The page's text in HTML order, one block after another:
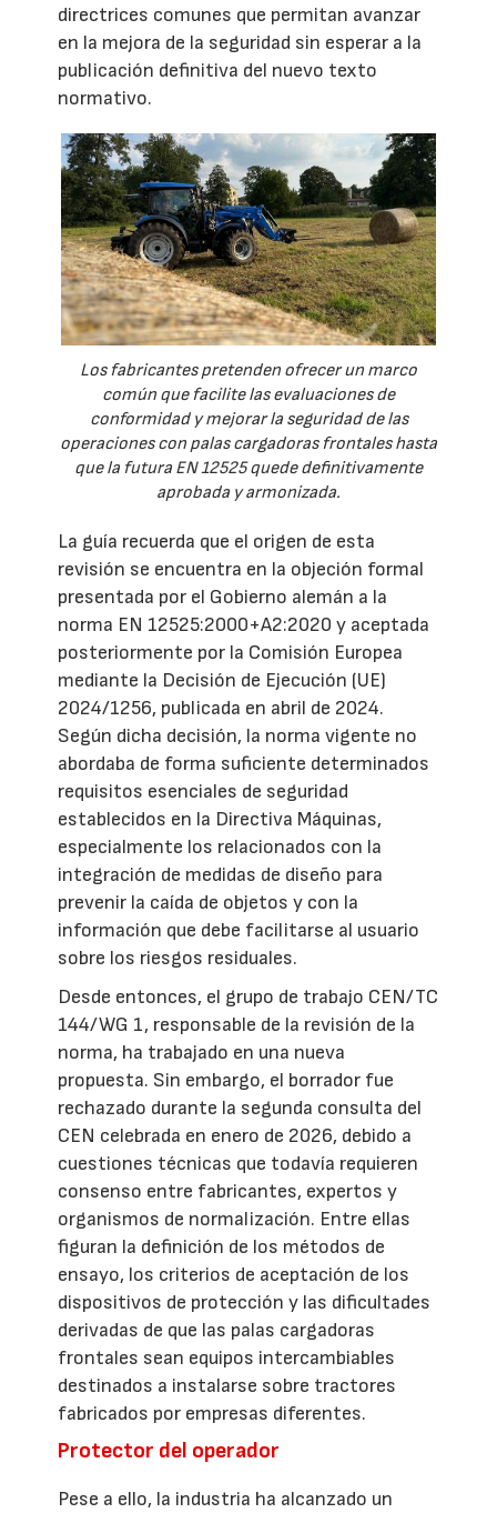
directrices comunes que permitan avanzar
en la mejora de la seguridad sin esperar a la
publicación definitiva del nuevo texto
normativo.
Los fabricantes pretenden ofrecer un marco
común que facilite las evaluaciones de
conformidad y mejorar la seguridad de las
operaciones con palas cargadoras frontales hasta
que la futura EN 12525 quede definitivamente
aprobada y armonizada.
La guía recuerda que el origen de esta
revisión se encuentra en la objeción formal
presentada por el Gobierno alemán a la
norma EN 12525:2000+A2:2020 y aceptada
posteriormente por la Comisión Europea
mediante la Decisión de Ejecución (UE)
2024/1256, publicada en abril de 2024.
Según dicha decisión, la norma vigente no
abordaba de forma suficiente determinados
requisitos esenciales de seguridad
establecidos en la Directiva Máquinas,
especialmente los relacionados con la
integración de medidas de diseño para
prevenir la caída de objetos y con la
información que debe facilitarse al usuario
sobre los riesgos residuales.
Desde entonces, el grupo de trabajo CEN/TC
144/WG 1, responsable de la revisión de la
norma, ha trabajado en una nueva
propuesta. Sin embargo, el borrador fue
rechazado durante la segunda consulta del
CEN celebrada en enero de 2026, debido a
cuestiones técnicas que todavía requieren
consenso entre fabricantes, expertos y
organismos de normalización. Entre ellas
figuran la definición de los métodos de
ensayo, los criterios de aceptación de los
dispositivos de protección y las dificultades
derivadas de que las palas cargadoras
frontales sean equipos intercambiables
destinados a instalarse sobre tractores
fabricados por empresas diferentes.
Protector del operador
Pese a ello, la industria ha alcanzado un